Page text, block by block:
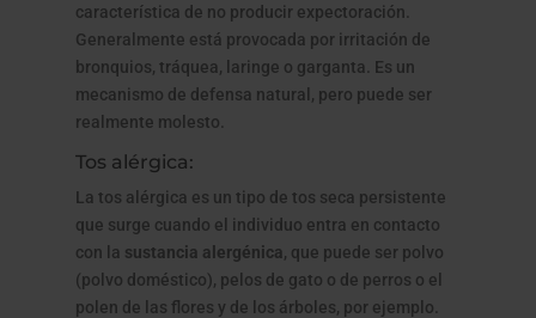
característica de no producir expectoración.
Generalmente está provocada por irritación de
bronquios, tráquea, laringe o garganta. Es un
mecanismo de defensa natural, pero puede ser
realmente molesto.
Tos alérgica:
La tos alérgica es un tipo de tos seca persistente
que surge cuando el individuo entra en contacto
con la sustancia alergénica, que puede ser polvo
(polvo doméstico), pelos de gato o de perros o el
polen de las flores y de los árboles, por ejemplo.